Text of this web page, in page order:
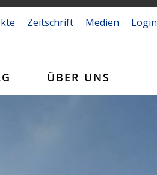
Zeitschrift Medien Login
ÜBER UNS